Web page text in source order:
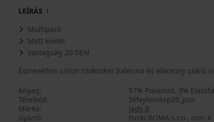
LEÍRÁS
Multipack
Matt kivitel
Vastagság 20 DEN
Észrevétlen szilon titokzokni balerina és alacsony szárú
Anyag
97% Poliamid, 3%
Tételkód
5PNylonstep20_pon
Márka
lady B
Gyártó
Fuski BOMA s.r.o., cím: